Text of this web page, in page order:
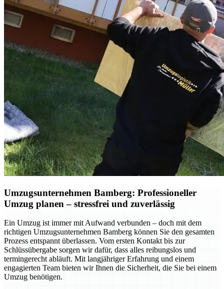
Umzugsunternehmen Bamberg: Professioneller
Umzug planen – stressfrei und zuverlässig
Ein Umzug ist immer mit Aufwand verbunden – doch mit dem
richtigen Umzugsunternehmen Bamberg können Sie den gesamten
Prozess entspannt überlassen. Vom ersten Kontakt bis zur
Schlüssübergabe sorgen wir dafür, dass alles reibungslos und
termingerecht abläuft. Mit langjähriger Erfahrung und einem
engagierten Team bieten wir Ihnen die Sicherheit, die Sie bei einem
Umzug benötigen.